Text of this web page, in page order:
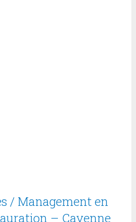
/ Management en
– Cayenne